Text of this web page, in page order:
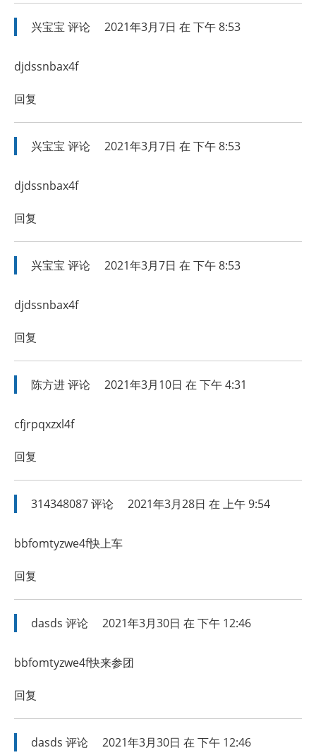
兴宝宝 评论 2021年3月7日 在 下午 8:53
djdssnbax4f
回复
兴宝宝 评论 2021年3月7日 在 下午 8:53
djdssnbax4f
回复
兴宝宝 评论 2021年3月7日 在 下午 8:53
djdssnbax4f
回复
陈方进评论 2021年3月10日 在 下午 4:31
cfjrpqxzxl4f
回复
314348087评论 2021年3月28日 在 上午 9:54
bbfomtyzwe4f快上车
回复
dasds 评论 2021年3月30日 在 下午 12:46
bbfomtyzwe4f快来参团
回复
dasds 评论 2021年3月30日 在 下午 12:46